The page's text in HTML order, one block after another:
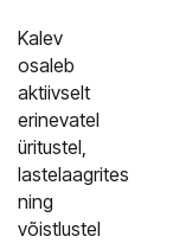
Kalev
osaleb
aktiivselt
erinevatel
üritustel,
lastelaagrites
ning
võistlustel